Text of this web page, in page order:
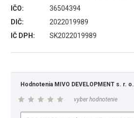
IČO:
36504394
DIČ:
2022019989
IČ DPH:
SK2022019989
Hodnotenia MIVO DEVELOPMENT s. r. o.
vyber hodnotenie